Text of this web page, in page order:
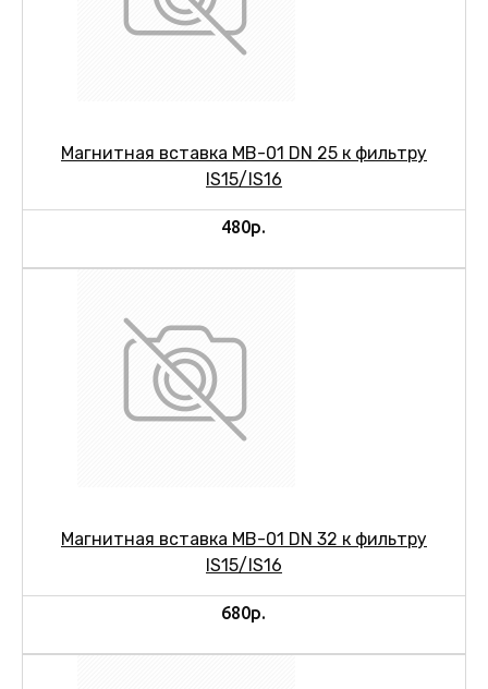
Магнитная вставка МВ-01 DN 25 к фильтру
IS15/IS16
480р.
Магнитная вставка МВ-01 DN 32 к фильтру
IS15/IS16
680р.